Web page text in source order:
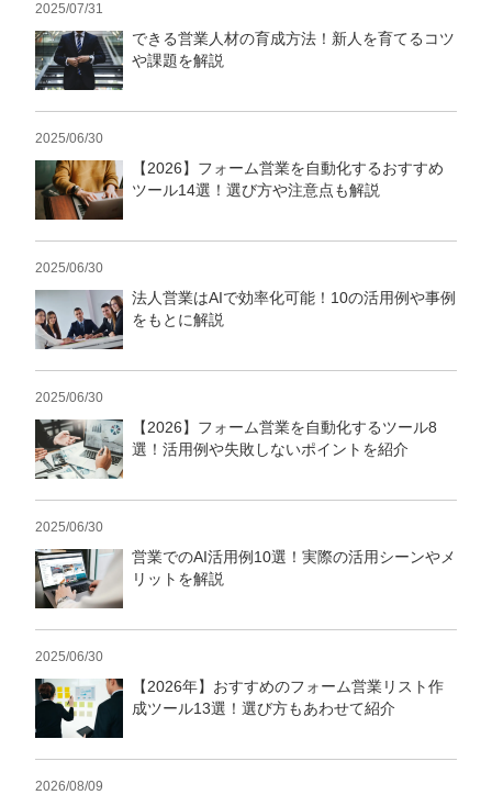
2025/07/31
できる営業人材の育成方法！新人を育てるコツ
や課題を解説
2025/06/30
【2026】フォーム営業を自動化するおすすめ
ツール14選！選び方や注意点も解説
2025/06/30
法人営業はAIで効率化可能！10の活用例や事例
をもとに解説
2025/06/30
【2026】フォーム営業を自動化するツール8
選！活用例や失敗しないポイントを紹介
2025/06/30
営業でのAI活用例10選！実際の活用シーンやメ
リットを解説
2025/06/30
【2026年】おすすめのフォーム営業リスト作
成ツール13選！選び方もあわせて紹介
2026/08/09